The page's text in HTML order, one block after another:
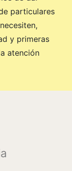
particulares
y primeras
atención